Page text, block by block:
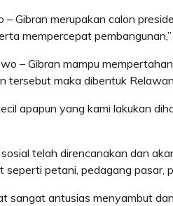
– Gibran merupakan calon
mempercepat
– Gibran mampu
tersebut maka dibentuk
apapun yang kami lakukan
telah direncanakan dan
seperti petani, pedagang pasar,
sangat antusias menyambut